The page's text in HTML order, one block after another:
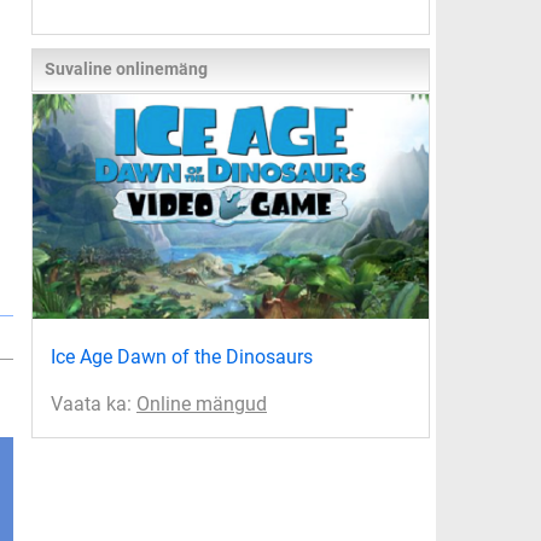
Suvaline onlinemäng
Ice Age Dawn of the Dinosaurs
Vaata ka: Online mängud